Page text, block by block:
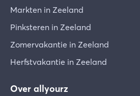
Markten in Zeeland
Pinksteren in Zeeland
Zomervakantie in Zeeland
Herfstvakantie in Zeeland
Over allyourz